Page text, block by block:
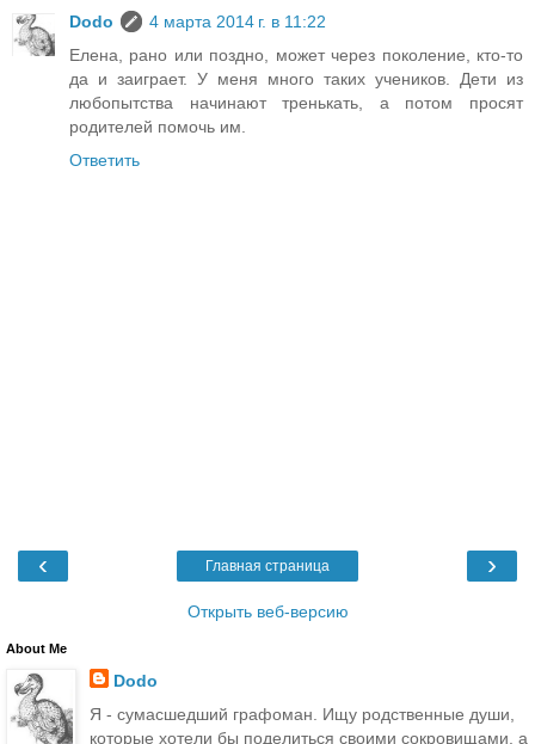
Dodo
4 марта 2014 г. в 11:22
Елена, рано или поздно, может через поколение, кто-то
да и заиграет. У меня много таких учеников. Дети из
любопытства начинают тренькать, а потом просят
родителей помочь им.
Ответить
‹ ›
Главная страница
Открыть веб-версию
About Me
Dodo
Я - сумасшедший графоман. Ищу родственные души,
которые хотели бы поделиться своими сокровищами, а